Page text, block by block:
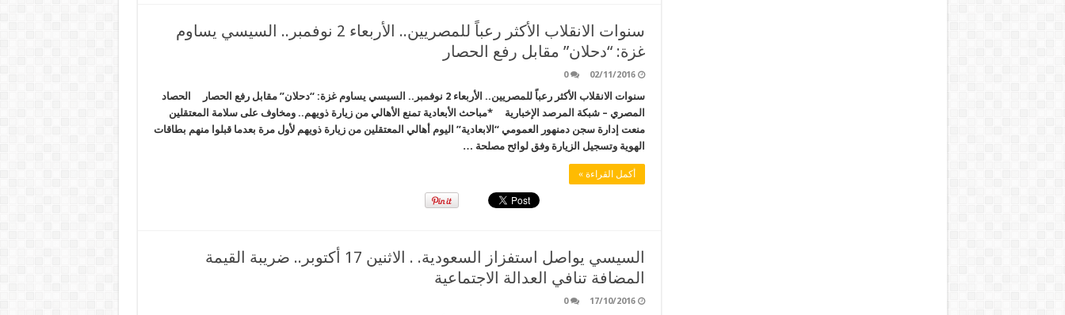
سنوات الانقلاب الأكثر رعباً للمصريين.. الأربعاء 2 نوفمبر.. السيسي يساوم
غزة: “دحلان” مقابل رفع الحصار
02/11/2016
0
سنوات الانقلاب الأكثر رعباً للمصريين.. الأربعاء 2 نوفمبر.. السيسي يساوم غزة: “دحلان” مقابل رفع الحصار الحصاد
المصري – شبكة المرصد الإخبارية *مباحث الأبعادية تمنع الأهالي من زيارة ذويهم.. ومخاوف على سلامة المعتقلين
منعت إدارة سجن دمنهور العمومي “الابعادية” اليوم أهالي المعتقلين من زيارة ذويهم لأول مرة بعدما قبلوا منهم بطاقات
الهوية وتسجيل الزيارة وفق لوائح مصلحة …
أكمل القراءة »
السيسي يواصل استفزاز السعودية. . الاثنين 17 أكتوبر.. ضريبة القيمة
المضافة تنافي العدالة الاجتماعية
17/10/2016
0